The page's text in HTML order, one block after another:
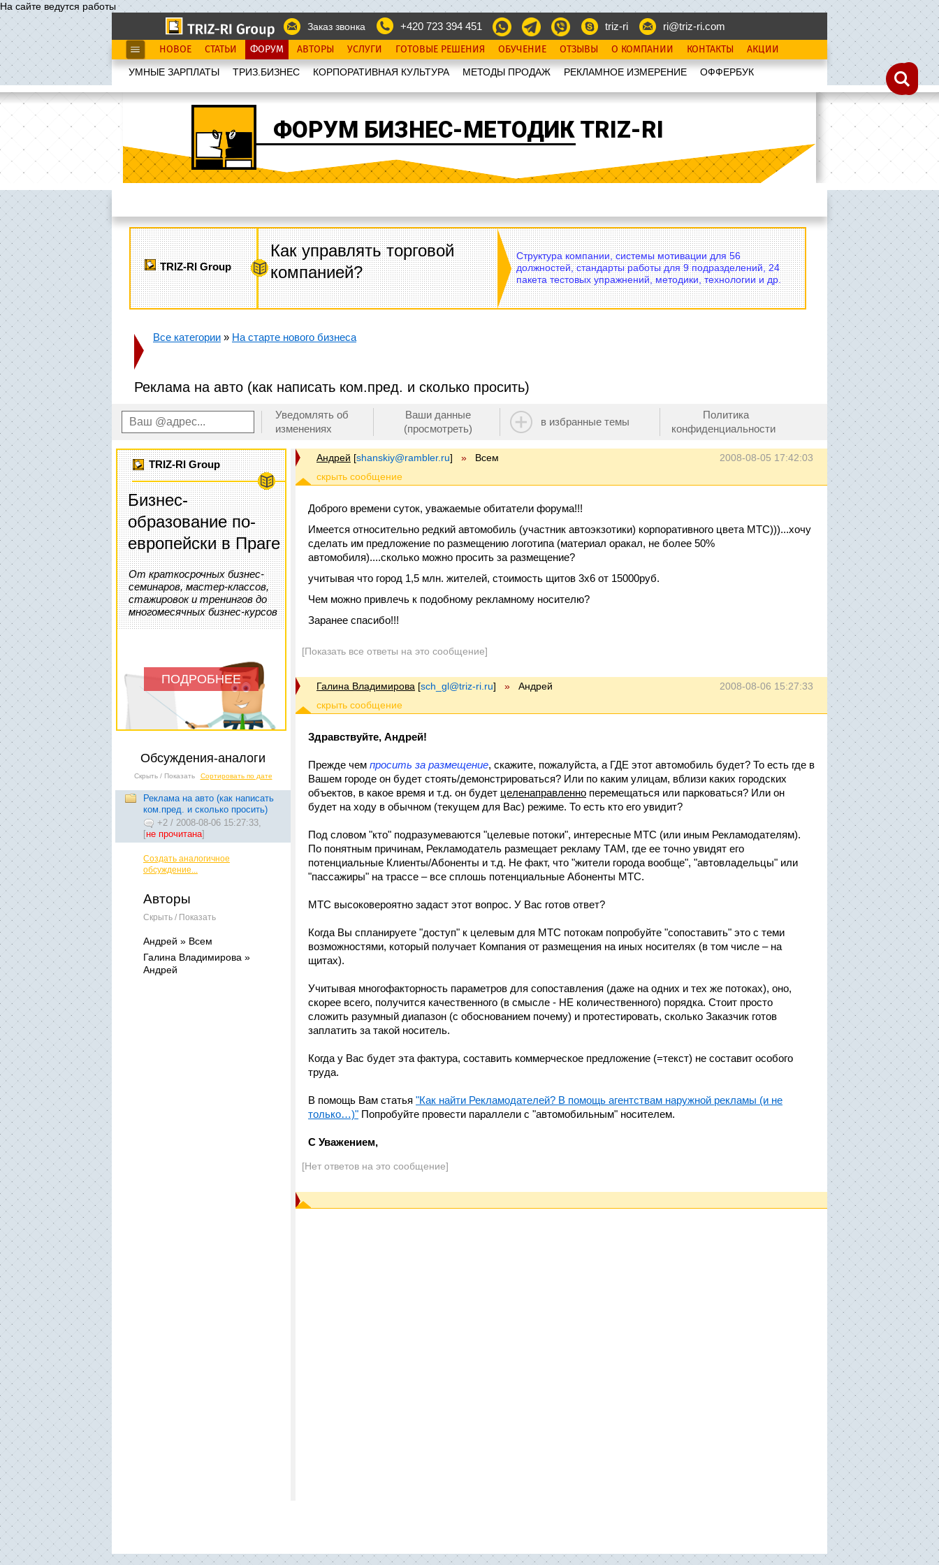
На сайте ведутся работы
Заказ звонка
+420 723 394 451 triz-ri ri@triz-ri.com
НОВОЕ СТАТЬИ ФОРУМ АВТОРЫ УСЛУГИ ГОТОВЫЕ РЕШЕНИЯ ОБУЧЕНИЕ ОТЗЫВЫ О КОМПАНИИ КОНТАКТЫ АКЦИИ
УМНЫЕ ЗАРПЛАТЫ ТРИЗ.БИЗНЕС КОРПОРАТИВНАЯ КУЛЬТУРА МЕТОДЫ ПРОДАЖ РЕКЛАМНОЕ ИЗМЕРЕНИЕ OФФЕРБУК
ФОРУМ БИЗНЕС-МЕТОДИК TRIZ-RI
TRIZ-RI Group
Как управлять торговой
компанией?
Структура компании, системы мотивации для 56
должностей, стандарты работы для 9 подразделений, 24
пакета тестовых упражнений, методики, технологии и др.
Все категории » На старте нового бизнеса
Реклама на авто (как написать ком.пред. и сколько просить)
Уведомлять об
изменениях
Ваши данные
(просмотреть)
в избранные темы
Политика
конфиденциальности
TRIZ-RI Group
Бизнес-
образование по-
европейски в Праге
От краткосрочных бизнес-
семинаров, мастер-классов,
стажировок и тренингов до
многомесячных бизнес-курсов
ПОДРОБНЕЕ
Обсуждения-аналоги
Скрыть / Показать Сортировать по дате
Реклама на авто (как написать
ком.пред. и сколько просить)
+2 / 2008-08-06 15:27:33,
[не прочитана]
Создать аналогичное
обсуждение...
Авторы
Скрыть / Показать
Андрей » Всем
Галина Владимирова »
Андрей
2008-08-05 17:42:03
Андрей [shanskiy@rambler.ru] » Всем
Доброго времени суток, уважаемые обитатели форума!!!
Имеется относительно редкий автомобиль (участник автоэкзотики) корпоративного цвета МТС)))...хочу
сделать им предложение по размещению логотипа (материал оракал, не более 50%
автомобиля)....сколько можно просить за размещение?
учитывая что город 1,5 млн. жителей, стоимость щитов 3х6 от 15000руб.
Чем можно привлечь к подобному рекламному носителю?
Заранее спасибо!!!
[Показать все ответы на это сообщение]
2008-08-06 15:27:33
Галина Владимирова [sch_gl@triz-ri.ru] » Андрей
Здравствуйте, Андрей!
Прежде чем просить за размещение, скажите, пожалуйста, а ГДЕ этот автомобиль будет? То есть где в
Вашем городе он будет стоять/демонстрироваться? Или по каким улицам, вблизи каких городских
объектов, в какое время и т.д. он будет целенаправленно перемещаться или парковаться? Или он
будет на ходу в обычном (текущем для Вас) режиме. То есть кто его увидит?
Под словом "кто" подразумеваются "целевые потоки", интересные МТС (или иным Рекламодателям).
По понятным причинам, Рекламодатель размещает рекламу ТАМ, где ее точно увидят его
потенциальные Клиенты/Абоненты и т.д. Не факт, что "жители города вообще", "автовладельцы" или
"пассажиры" на трассе – все сплошь потенциальные Абоненты МТС.
МТС высоковероятно задаст этот вопрос. У Вас готов ответ?
Когда Вы спланируете "доступ" к целевым для МТС потокам попробуйте "сопоставить" это с теми
возможностями, который получает Компания от размещения на иных носителях (в том числе – на
щитах).
Учитывая многофакторность параметров для сопоставления (даже на одних и тех же потоках), оно,
скорее всего, получится качественного (в смысле - НЕ количественного) порядка. Стоит просто
сложить разумный диапазон (с обоснованием почему) и протестировать, сколько Заказчик готов
заплатить за такой носитель.
Когда у Вас будет эта фактура, составить коммерческое предложение (=текст) не составит особого
труда.
В помощь Вам статья "Как найти Рекламодателей? В помощь агентствам наружной рекламы (и не
только…)" Попробуйте провести параллели с "автомобильным" носителем.
С Уважением,
[Нет ответов на это сообщение]